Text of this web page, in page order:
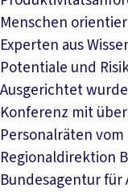
Menschen
Experten aus
Potentiale und
Ausgerichtet
Konferenz mit
Personalräten
Regionaldirektion
Bundesagentur für